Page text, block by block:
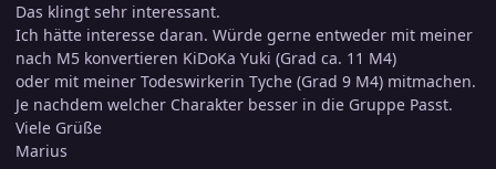
Das klingt sehr interessant.
Ich hätte interesse daran. Würde gerne entweder mit meiner
nach M5 konvertieren KiDoKa Yuki (Grad ca. 11 M4)
oder mit meiner Todeswirkerin Tyche (Grad 9 M4) mitmachen.
Je nachdem welcher Charakter besser in die Gruppe Passt.
Viele Grüße
Marius